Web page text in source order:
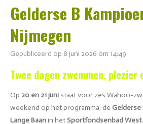
Gelderse B
Nijmegen
Gepubliceerd op 8 juni 2026 om 14:49
Twee dagen zwemmen, plezier
Op 20 en 21 juni staat voor zes Wahoo-
weekend op het programma: de Gelderse
Lange Baanin het Sportfondsenbad West.